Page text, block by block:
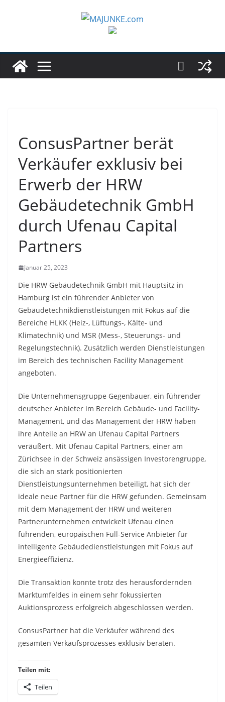
ConsusPartner berät
Verkäufer exklusiv bei
Erwerb der HRW
Gebäudetechnik GmbH
durch Ufenau Capital
Partners
Januar 25, 2023
Die HRW Gebäudetechnik GmbH mit Hauptsitz in
Hamburg ist ein führender Anbieter von
Gebäudetechnikdienstleistungen mit Fokus auf die
Bereiche HLKK (Heiz-, Lüftungs-, Kälte- und
Klimatechnik) und MSR (Mess-, Steuerungs- und
Regelungstechnik). Zusätzlich werden Dienstleistungen
im Bereich des technischen Facility Management
angeboten.
Die Unternehmensgruppe Gegenbauer, ein führender
deutscher Anbieter im Bereich Gebäude- und Facility-
Management, und das Management der HRW haben
ihre Anteile an HRW an Ufenau Capital Partners
veräußert. Mit Ufenau Capital Partners, einer am
Zürichsee in der Schweiz ansässigen Investorengruppe,
die sich an stark positionierten
Dienstleistungsunternehmen beteiligt, hat sich der
ideale neue Partner für die HRW gefunden. Gemeinsam
mit dem Management der HRW und weiteren
Partnerunternehmen entwickelt Ufenau einen
führenden, europäischen Full-Service Anbieter für
intelligente Gebäudedienstleistungen mit Fokus auf
Energieeffizienz.
Die Transaktion konnte trotz des herausfordernden
Marktumfeldes in einem sehr fokussierten
Auktionsprozess erfolgreich abgeschlossen werden.
ConsusPartner hat die Verkäufer während des
gesamten Verkaufsprozesses exklusiv beraten.
Teilen mit:
Teilen